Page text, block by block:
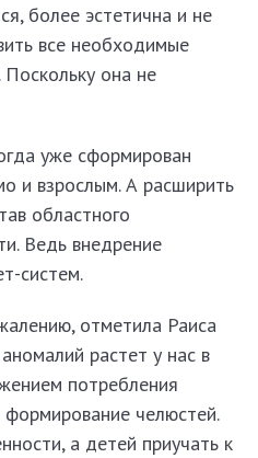
более эстетична и не
все необходимые
она не
уже сформирован
и взрослым. А расширить
областного
Ведь внедрение
систем.
отметила Раиса
растет у нас в
потребления
челюстей.
а детей приучать к